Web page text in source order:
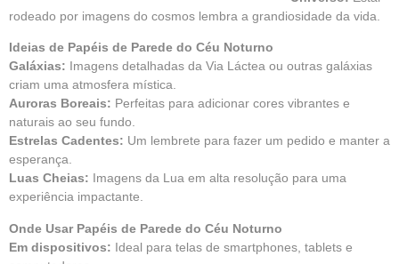
rodeado por imagens do cosmos lembra a grandiosidade da vida.
Ideias de Papéis de Parede do Céu Noturno
Galáxias: Imagens detalhadas da Via Láctea ou outras galáxias
criam uma atmosfera mística.
Auroras Boreais: Perfeitas para adicionar cores vibrantes e
naturais ao seu fundo.
Estrelas Cadentes: Um lembrete para fazer um pedido e manter a
esperança.
Luas Cheias: Imagens da Lua em alta resolução para uma
experiência impactante.
Onde Usar Papéis de Parede do Céu Noturno
Em dispositivos: Ideal para telas de smartphones, tablets e